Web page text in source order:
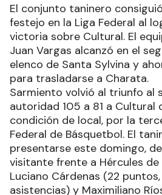
El conjunto taninero
festejo en la Liga Federal al
victoria sobre Cultural. El
Juan Vargas alcanzó en el
elenco de Santa Sylvina y
para trasladarse a Charata.
Sarmiento volvió al triunfo al
autoridad 105 a 81 a Cultural
condición de local, por la
Federal de Básquetbol. El
presentarse este domingo,
visitante frente a Hércules de
Luciano Cárdenas (22
asistencias) y Maximiliano